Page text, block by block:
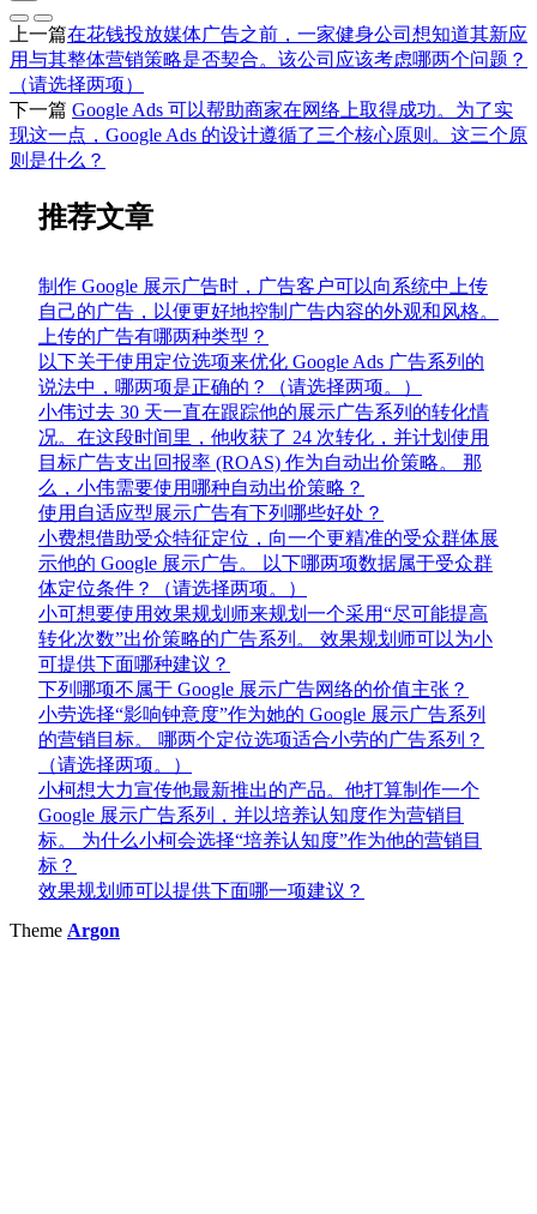
上一篇在花钱投放媒体广告之前，一家健身公司想知道其新应
用与其整体营销策略是否契合。该公司应该考虑哪两个问题？
（请选择两项）
下一篇 Google Ads 可以帮助商家在网络上取得成功。为了实
现这一点，Google Ads 的设计遵循了三个核心原则。这三个原
则是什么？
推荐文章
制作 Google 展示广告时，广告客户可以向系统中上传
自己的广告，以便更好地控制广告内容的外观和风格。
上传的广告有哪两种类型？
以下关于使用定位选项来优化 Google Ads 广告系列的
说法中，哪两项是正确的？（请选择两项。）
小伟过去 30 天一直在跟踪他的展示广告系列的转化情
况。在这段时间里，他收获了 24 次转化，并计划使用
目标广告支出回报率 (ROAS) 作为自动出价策略。 那
么，小伟需要使用哪种自动出价策略？
使用自适应型展示广告有下列哪些好处？
小费想借助受众特征定位，向一个更精准的受众群体展
示他的 Google 展示广告。 以下哪两项数据属于受众群
体定位条件？（请选择两项。）
小可想要使用效果规划师来规划一个采用“尽可能提高
转化次数”出价策略的广告系列。 效果规划师可以为小
可提供下面哪种建议？
下列哪项不属于 Google 展示广告网络的价值主张？
小劳选择“影响钟意度”作为她的 Google 展示广告系列
的营销目标。 哪两个定位选项适合小劳的广告系列？
（请选择两项。）
小柯想大力宣传他最新推出的产品。他打算制作一个
Google 展示广告系列，并以培养认知度作为营销目
标。 为什么小柯会选择“培养认知度”作为他的营销目
标？
效果规划师可以提供下面哪一项建议？
Theme Argon